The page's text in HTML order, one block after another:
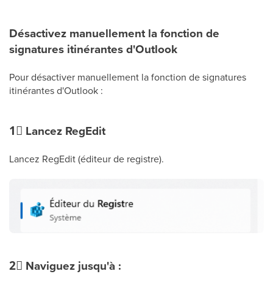
Désactivez manuellement la fonction de
signatures itinérantes d'Outlook
Pour désactiver manuellement la fonction de signatures
itinérantes d'Outlook :
1⃣ Lancez RegEdit
Lancez RegEdit (éditeur de registre).
2⃣ Naviguez jusqu'à :